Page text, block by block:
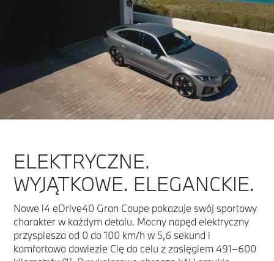
ELEKTRYCZNE.
WYJĄTKOWE. ELEGANCKIE.
Nowe i4 eDrive40 Gran Coupe pokazuje swój sportowy
charakter w każdym detalu. Mocny napęd elektryczny
przyspiesza od 0 do 100 km/h w 5,6 sekund i
komfortowo dowiezie Cię do celu z zasięgiem 491–600